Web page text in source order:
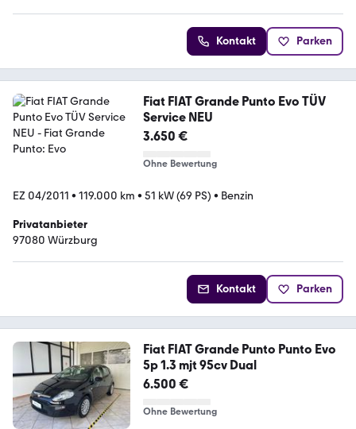
Kontakt Parken
Fiat FIAT Grande Punto Evo TÜV
Service NEU
3.650 €
Ohne Bewertung
EZ 04/2011 • 119.000 km • 51 kW (69 PS) • Benzin
Privatanbieter
97080 Würzburg
Kontakt Parken
Fiat FIAT Grande Punto Punto Evo
5p 1.3 mjt 95cv Dual
6.500 €
Ohne Bewertung